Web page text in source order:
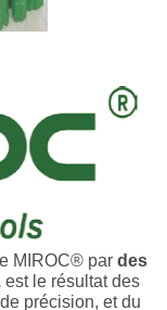
MIROC® par des
est le résultat des
précision, et du